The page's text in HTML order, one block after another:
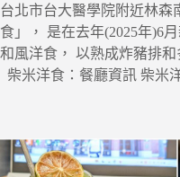
台北市台大醫學院附近林森
食」， 是在去年(2025年)6
和風洋食， 以熟成炸豬排
柴米洋食：餐廳資訊 柴米